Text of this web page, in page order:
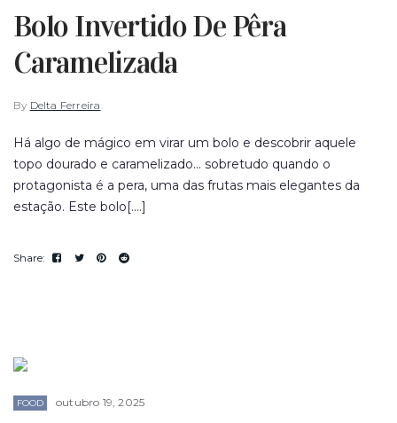
Bolo Invertido De Pêra
Caramelizada
By Delta Ferreira
Há algo de mágico em virar um bolo e descobrir aquele
topo dourado e caramelizado... sobretudo quando o
protagonista é a pera, uma das frutas mais elegantes da
estação. Este bolo[....]
FOOD outubro 19, 2025